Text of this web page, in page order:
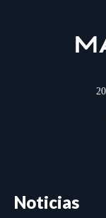
Noticias